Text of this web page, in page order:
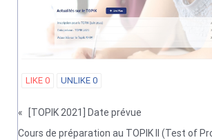
LIKE 0 UNLIKE 0
«
[TOPIK 2021] Date prévue